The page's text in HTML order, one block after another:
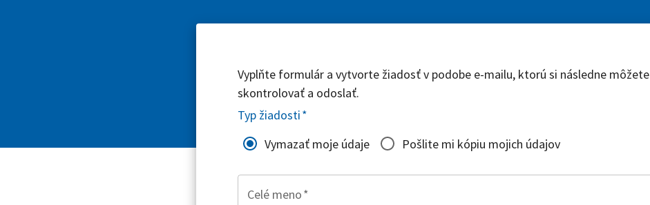
Vyplňte formulár a vytvorte žiadosť v podobe e-mailu, ktorú si následne môžete
skontrolovať a odoslať.
Typ žiadosti*
Vymazať moje údaje
Pošlite mi kópiu mojich údajov
Celé meno*